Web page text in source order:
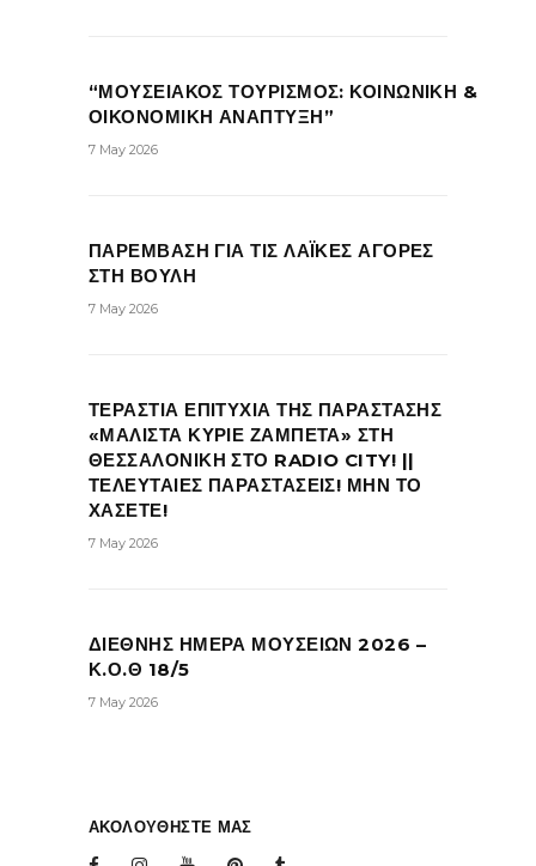
“ΜΟΥΣΕΙΑΚΟΣ ΤΟΥΡΙΣΜΟΣ: ΚΟΙΝΩΝΙΚΗ &
ΟΙΚΟΝΟΜΙΚΗ ΑΝΑΠΤΥΞΗ”
7 May 2026
ΠΑΡΕΜΒΑΣΗ ΓΙΑ ΤΙΣ ΛΑΪΚΕΣ ΑΓΟΡΕΣ
ΣΤΗ ΒΟΥΛΗ
7 May 2026
ΤΕΡΑΣΤΙΑ ΕΠΙΤΥΧΙΑ ΤΗΣ ΠΑΡΑΣΤΑΣΗΣ
«ΜΑΛΙΣΤΑ ΚΥΡΙΕ ΖΑΜΠΕΤΑ» ΣΤΗ
ΘΕΣΣΑΛΟΝΙΚΗ ΣΤΟ RADIO CITY! ||
ΤΕΛΕΥΤΑΙΕΣ ΠΑΡΑΣΤΑΣΕΙΣ! ΜΗΝ ΤΟ
ΧΑΣΕΤΕ!
7 May 2026
ΔΙΕΘΝΗΣ ΗΜΕΡΑ ΜΟΥΣΕΙΩΝ 2026 –
Κ.Ο.Θ 18/5
7 May 2026
ΑΚΟΛΟΥΘΗΣΤΕ ΜΑΣ